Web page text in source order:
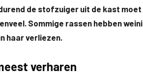
de stofzuiger uit de kast moet
Sommige rassen hebben
haar verliezen.
verharen